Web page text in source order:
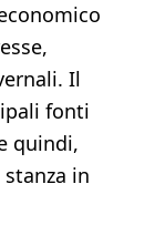
Il
fonti
quindi,
in